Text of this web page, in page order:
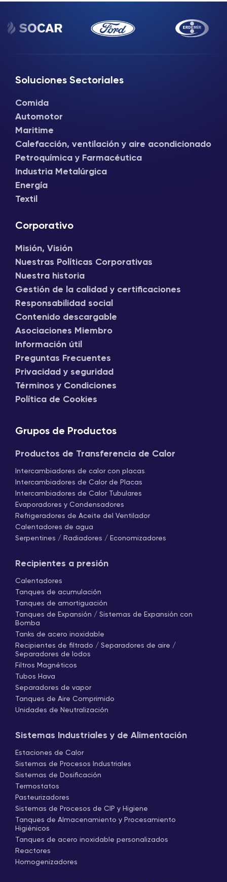
Soluciones Sectoriales
Comida
Automotor
Maritime
Calefacción, ventilación y aire acondicionado
Petroquímica y Farmacéutica
Industria Metalúrgica
Energía
Textil
Corporativo
Misión, Visión
Nuestras Políticas Corporativas
Nuestra historia
Gestión de la calidad y certificaciones
Responsabilidad social
Contenido descargable
Asociaciones Miembro
Información útil
Preguntas Frecuentes
Privacidad y seguridad
Términos y Condiciones
Política de Cookies
Grupos de Productos
Productos de Transferencia de Calor
Intercambiadores de calor con placas
Intercambiadores de Calor de Placas
Intercambiadores de Calor Tubulares
Evaporadores y Condensadores
Refrigeradores de Aceite del Ventilador
Calentadores de agua
Serpentines / Radiadores / Economizadores
Recipientes a presión
Calentadores
Tanques de acumulación
Tanques de amortiguación
Tanques de Expansión / Sistemas de Expansión con
Bomba
Tanks de acero inoxidable
Recipientes de filtrado / Separadores de aire /
Separadores de lodos
Filtros Magnéticos
Tubos Hava
Separadores de vapor
Tanques de Aire Comprimido
Unidades de Neutralización
Sistemas Industriales y de Alimentación
Estaciones de Calor
Sistemas de Procesos Industriales
Sistemas de Dosificación
Termostatos
Pasteurizadores
Sistemas de Procesos de CIP y Higiene
Tanques de Almacenamiento y Procesamiento
Higiénicos
Tanques de acero inoxidable personalizados
Reactores
Homogenizadores